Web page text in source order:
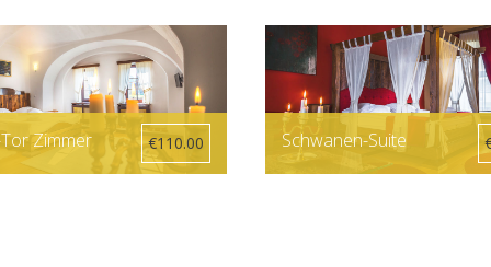
Zimmer €110.00 Schwanen-Suite